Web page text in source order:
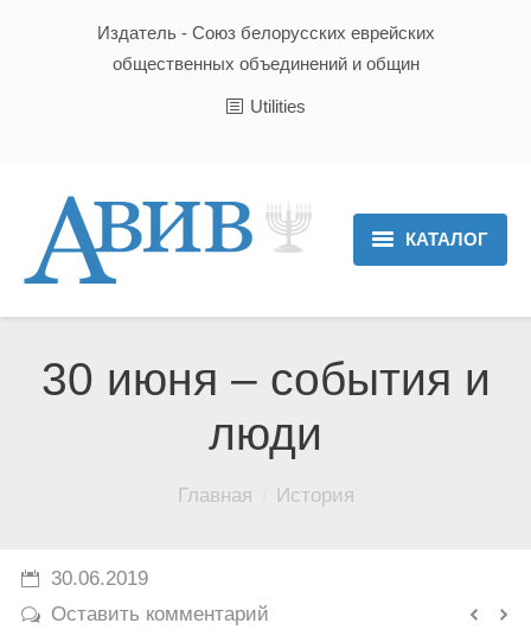
Издатель - Союз белорусских еврейских
общественных объединений и общин
Utilities
КАТАЛОГ
Юмор
30 июня – события и
люди
Главная История
30.06.2019
Оставить комментарий